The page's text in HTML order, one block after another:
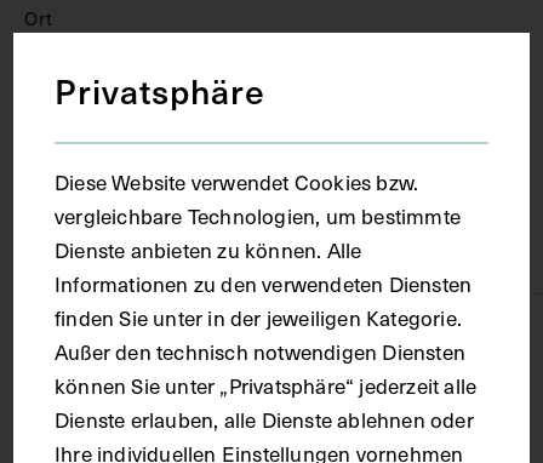
Ort
Iglau
Material
Papier
Technik
Fotografie
Privatsphäre
Diese Website verwendet Cookies bzw.
vergleichbare Technologien, um bestimmte
Dienste anbieten zu können. Alle
Informationen zu den verwendeten Diensten
finden Sie unter in der jeweiligen Kategorie.
Außer den technisch notwendigen Diensten
können Sie unter „Privatsphäre“ jederzeit alle
Dienste erlauben, alle Dienste ablehnen oder
Ihre individuellen Einstellungen vornehmen